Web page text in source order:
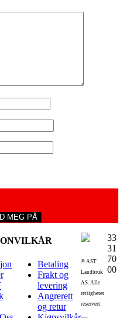
VILKÅR
Betaling
Frakt og
levering
Angrerett
og retur
© AST
Landbruk
AS. Alle
rettigheter
reservert.
33
31
70
00